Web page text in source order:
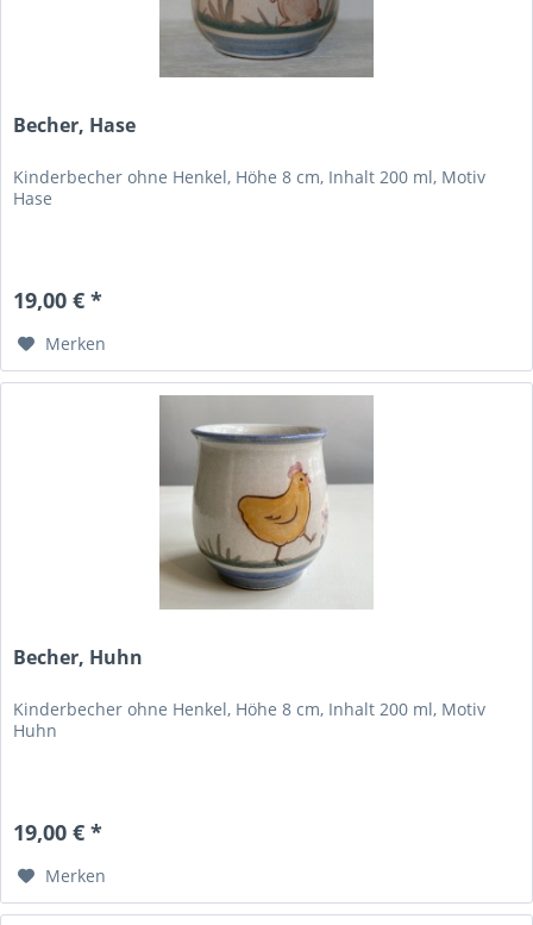
Becher, Hase
Kinderbecher ohne Henkel, Höhe 8 cm, Inhalt 200 ml, Motiv
Hase
19,00 € *
Merken
Becher, Huhn
Kinderbecher ohne Henkel, Höhe 8 cm, Inhalt 200 ml, Motiv
Huhn
19,00 € *
Merken